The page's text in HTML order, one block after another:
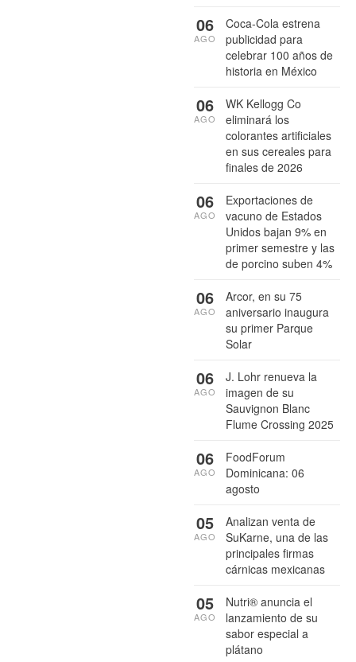
Coca-Cola estrena
publicidad para
celebrar 100 años de
historia en México
06
AGO
WK Kellogg Co
eliminará los
colorantes artificiales
en sus cereales para
finales de 2026
06
AGO
Exportaciones de
vacuno de Estados
Unidos bajan 9% en
primer semestre y las
de porcino suben 4%
06
AGO
Arcor, en su 75
aniversario inaugura
su primer Parque
Solar
06
AGO
J. Lohr renueva la
imagen de su
Sauvignon Blanc
Flume Crossing 2025
06
AGO
FoodForum
Dominicana: 06
agosto
06
AGO
Analizan venta de
SuKarne, una de las
principales firmas
cárnicas mexicanas
05
AGO
Nutri® anuncia el
lanzamiento de su
sabor especial a
plátano
05
AGO